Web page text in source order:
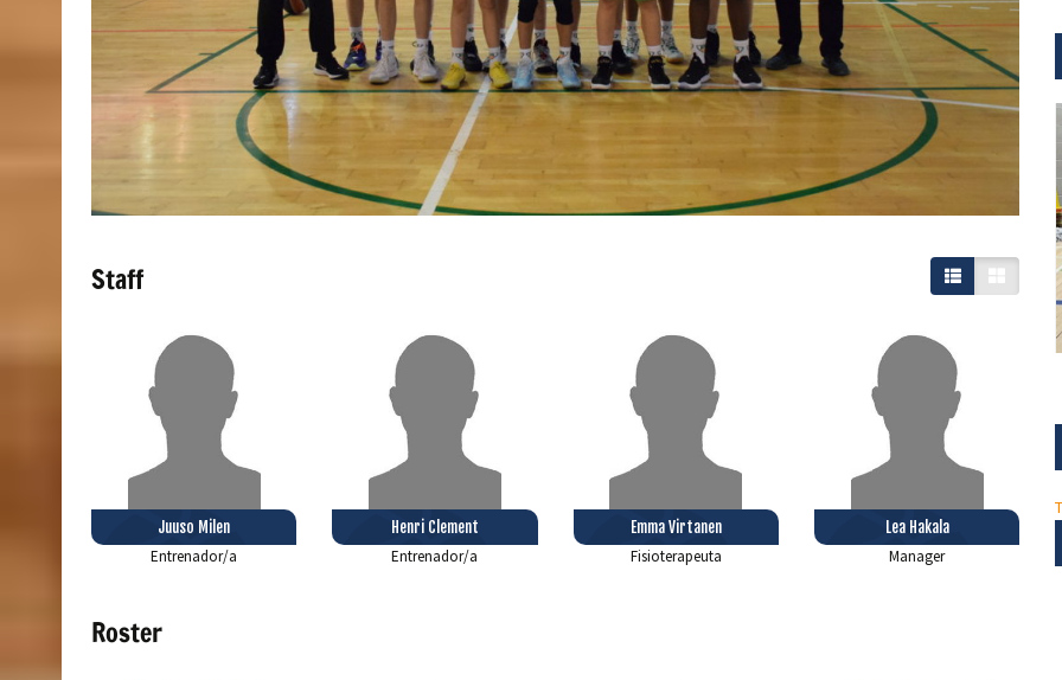
Staff
Juuso Milen
Entrenador/a
Henri Clement
Entrenador/a
Emma Virtanen
Fisioterapeuta
Lea Hakala
Manager
Roster